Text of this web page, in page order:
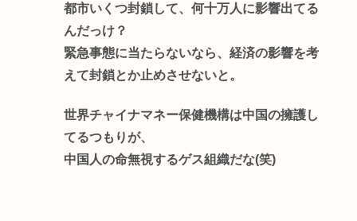
都市いくつ封鎖して、何十万人に影響出てる
んだっけ？
緊急事態に当たらないなら、経済の影響を考
えて封鎖とか止めさせないと。
世界チャイナマネー保健機構は中国の擁護し
てるつもりが、
中国人の命無視するゲス組織だな(笑)